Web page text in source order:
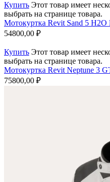
Купить Этот товар имеет
выбрать на странице товара.
Мотокуртка Revit Sand 5 H2O
54800,00 ₽
Купить Этот товар имеет
выбрать на странице товара.
Мотокуртка Revit Neptune 3
75800,00 ₽